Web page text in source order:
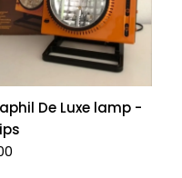
De Luxe lamp -